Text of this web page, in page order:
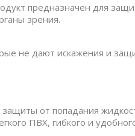
предназначен для
зрения.
не дают искажения и
от попадания
ПВХ, гибкого и